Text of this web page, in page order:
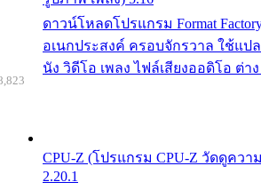
ดาวน์โหลดโปรแกรม Format
อเนกประสงค์ ครอบจักรวาล ใช้แป
นัง วิดีโอ เพลง ไฟล์เสียงออดิโอ ต่าง
CPU-Z (โปรแกรม CPU-Z วัดดูควา
2.20.1